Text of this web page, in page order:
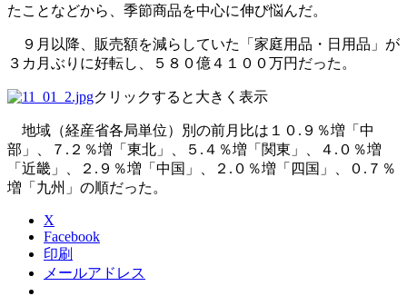
たことなどから、季節商品を中心に伸び悩んだ。
９月以降、販売額を減らしていた「家庭用品・日用品」が
３カ月ぶりに好転し、５８０億４１００万円だった。
​クリックすると大きく表示
地域（経産省各局単位）別の前月比は１０.９％増「中
部」、７.２％増「東北」、５.４％増「関東」、４.０％増
「近畿」、２.９％増「中国」、２.０％増「四国」、０.７％
増「九州」の順だった。
X
Facebook
印刷
メールアドレス